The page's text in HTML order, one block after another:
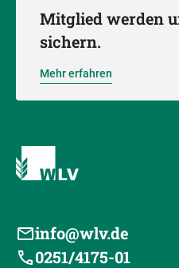
Mitglied werden
sichern.
Mehr erfahren
info@wlv.de
0251/4175-01